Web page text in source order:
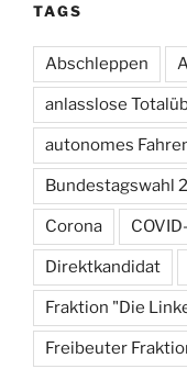
TAGS
Abschleppen
anlasslose
autonomes
Bundestagswahl
Corona
Direktkandidat
Fraktion "Die
Freibeuter